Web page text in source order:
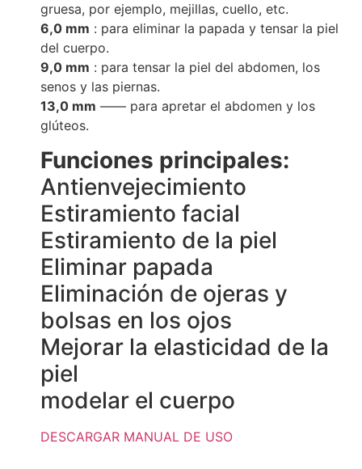
gruesa, por ejemplo, mejillas, cuello, etc.
6,0 mm : para eliminar la papada y tensar la piel
del cuerpo.
9,0 mm : para tensar la piel del abdomen, los
senos y las piernas.
13,0 mm —— para apretar el abdomen y los
glúteos.
Funciones principales:
Antienvejecimiento
Estiramiento facial
Estiramiento de la piel
Eliminar papada
Eliminación de ojeras y
bolsas en los ojos
Mejorar la elasticidad de la
piel
modelar el cuerpo
DESCARGAR MANUAL DE USO